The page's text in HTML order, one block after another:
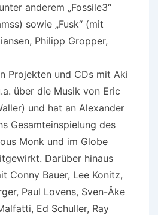
anderem „Fossile3“
sowie „Fusk“ (mit
Philipp Gropper,
Projekten und CDs mit Aki
über die Musik von Eric
und hat an Alexander
Gesamteinspielung des
Monk und im Globe
Darüber hinaus
Conny Bauer, Lee Konitz,
Paul Lovens, Sven-Åke
Ed Schuller, Ray